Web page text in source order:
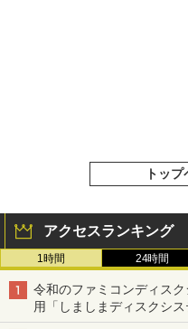
トッ
アクセスランキング
1時間 24時間
令和のファミコンディス
用「しましまディスクシス